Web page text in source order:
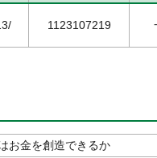
1123107219
お金を創造できるか